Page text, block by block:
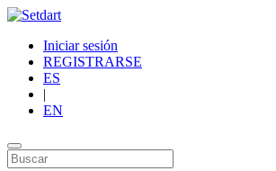
Iniciar sesión
REGISTRARSE
ES
|
EN